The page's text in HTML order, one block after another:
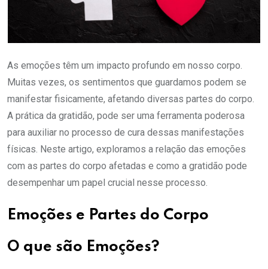
As emoções têm um impacto profundo em nosso corpo.
Muitas vezes, os sentimentos que guardamos podem se
manifestar fisicamente, afetando diversas partes do corpo.
A prática da gratidão, pode ser uma ferramenta poderosa
para auxiliar no processo de cura dessas manifestações
físicas. Neste artigo, exploramos a relação das emoções
com as partes do corpo afetadas e como a gratidão pode
desempenhar um papel crucial nesse processo.
Emoções e Partes do Corpo
O que são Emoções?